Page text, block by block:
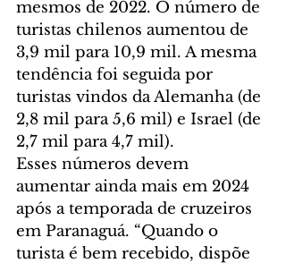
mesmos de 2022. O número de
turistas chilenos aumentou de
3,9 mil para 10,9 mil. A mesma
tendência foi seguida por
turistas vindos da Alemanha (de
2,8 mil para 5,6 mil) e Israel (de
2,7 mil para 4,7 mil).
Esses números devem
aumentar ainda mais em 2024
após a temporada de cruzeiros
em Paranaguá. “Quando o
turista é bem recebido, dispõe